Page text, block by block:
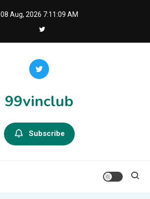
08 Aug, 2026 7:11:09 AM
99vinclub
Subscribe